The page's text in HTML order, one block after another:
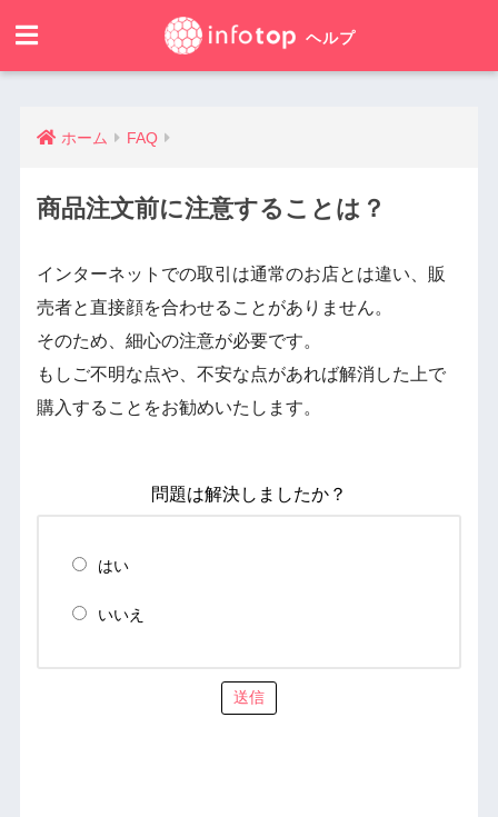
ホーム FAQ
商品注文前に注意することは？
インターネットでの取引は通常のお店とは違い、販
売者と直接顔を合わせることがありません。
そのため、細心の注意が必要です。
もしご不明な点や、不安な点があれば解消した上で
購入することをお勧めいたします。
問題は解決しましたか？
はい
いいえ
送信